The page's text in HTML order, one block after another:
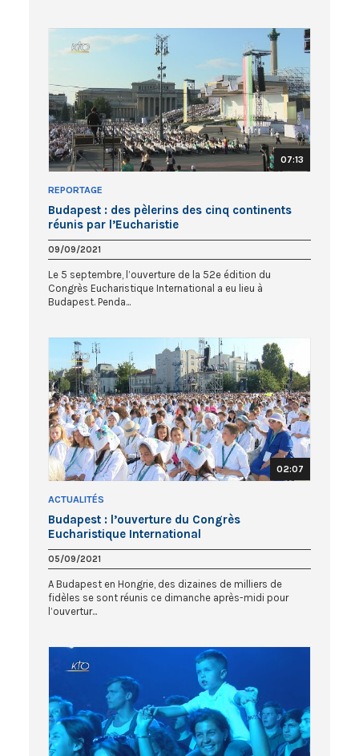
07:13
REPORTAGE
Budapest : des pèlerins des cinq continents
réunis par l’Eucharistie
09/09/2021
Le 5 septembre, l’ouverture de la 52e édition du
Congrès Eucharistique International a eu lieu à
Budapest. Penda...
02:07
ACTUALITÉS
Budapest : l’ouverture du Congrès
Eucharistique International
05/09/2021
A Budapest en Hongrie, des dizaines de milliers de
fidèles se sont réunis ce dimanche après-midi pour
l’ouvertur...